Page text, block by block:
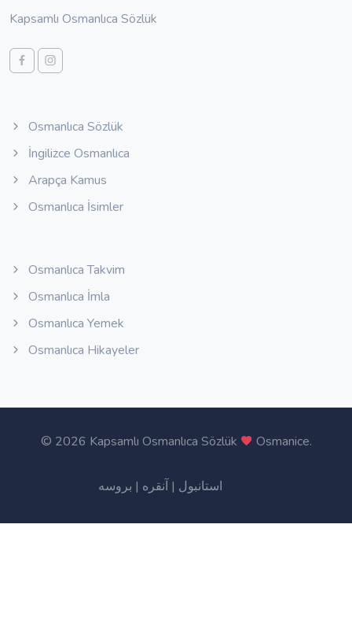
Kapsamlı Osmanlıca Sözlük
Osmanlıca Sözlük
İngilizce Osmanlıca
Arapça Kamus
Osmanlıca İsimler
Osmanlıca Takvim
Osmanlıca İmla
Osmanlıca Yemek
Osmanlıca Hikayeler
© 2026 Kapsamlı Osmanlıca Sözlük Osmanice.
استانبول | آنقره | بروسه